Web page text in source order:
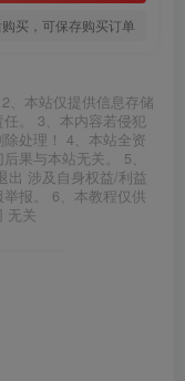
买，可保存购买订单
、本站仅提供信息存储
。 3、本内容若侵犯
处理！ 4、本站全资
果与本站无关。 5、
出 涉及自身权益/利益
报。 6、本教程仅供
无关